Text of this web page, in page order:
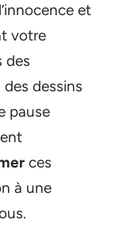
et
votre
des
dessins
pause
ces
à une